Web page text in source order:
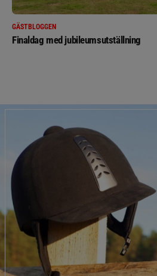
GÄSTBLOGGEN
Finaldag med jubileumsutställning